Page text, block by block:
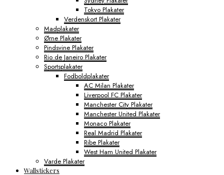
Tokyo Plakater
Verdenskort Plakater
Madplakater
Ørne Plakater
Pindsvine Plakater
Rio de Janeiro Plakater
Sportsplakater
Fodboldplakater
AC Milan Plakater
Liverpool FC Plakater
Manchester City Plakater
Manchester United Plakater
Monaco Plakater
Real Madrid Plakater
Ribe Plakater
West Ham United Plakater
Varde Plakater
Wallstickers